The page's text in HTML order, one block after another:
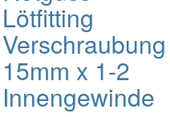
Lötfitting
Verschraubung
15mm x 1-2
Innengewinde